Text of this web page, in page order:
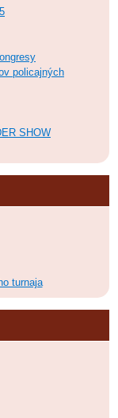
policajných
SHOW
turnaja